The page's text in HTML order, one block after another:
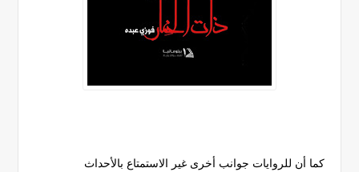
كما أن للروايات جوانب أخرى غير الاستمتاع بالأحداث